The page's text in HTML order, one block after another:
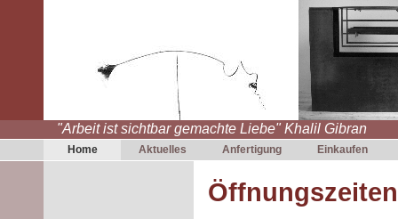
"Arbeit ist sichtbar gemachte Liebe" Khalil Gibran
Home Aktuelles Anfertigung Einkaufen